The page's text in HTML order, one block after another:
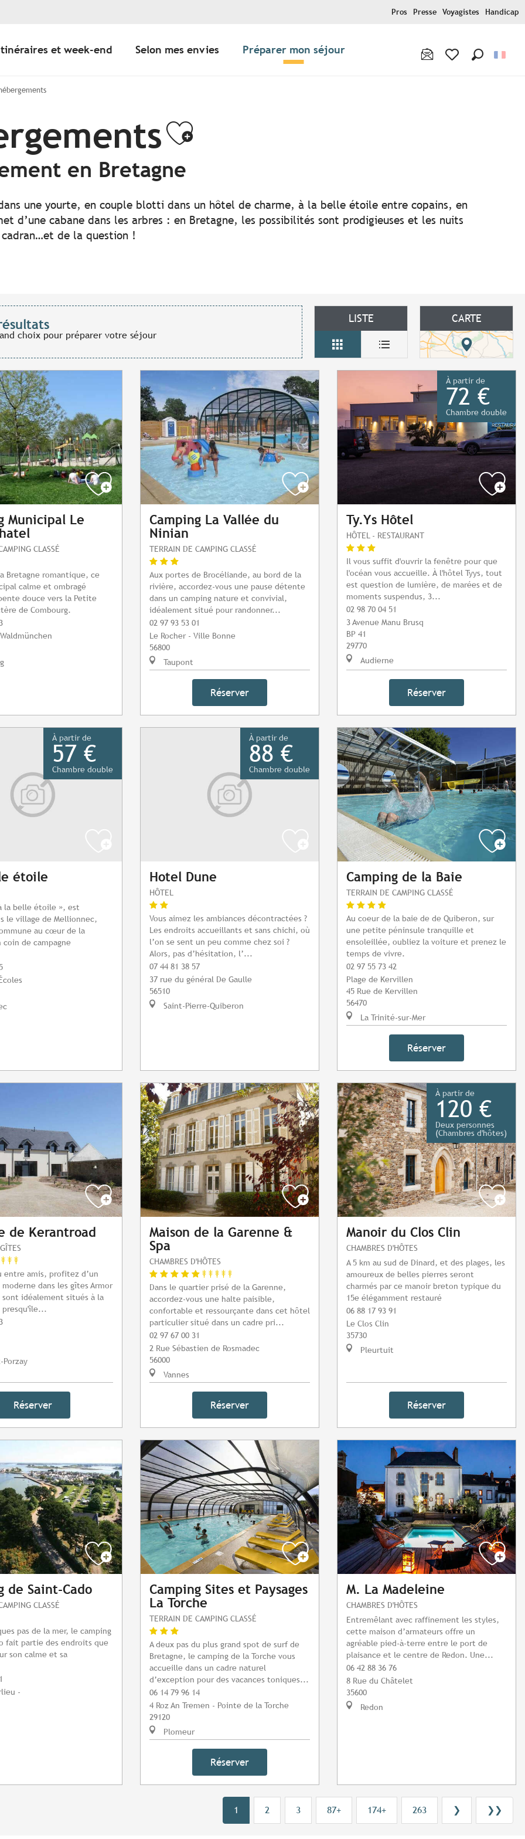
Pros Presse Voyagistes Handicap
et week-end Selon mes envies Préparer mon séjour
Ajouter aux favoris
en Bretagne
une yourte, en couple blotti dans un hôtel de charme, à la belle étoile entre copains, en
d’une cabane dans les arbres : en Bretagne, les possibilités sont prodigieuses et les nuits
de la question !
choix pour préparer votre séjour
LISTE CARTE
Municipal Le
CLASSÉ
Bretagne romantique, ce
calme et ombragé
douce vers la Petite
de Combourg.
Camping La Vallée du
Ninian
TERRAIN DE CAMPING CLASSÉ
Aux portes de Brocéliande, au bord de la
rivière, accordez-vous une pause détente
dans un camping nature et convivial,
idéalement situé pour randonner...
02 97 93 53 01
Le Rocher - Ville Bonne
56800
Taupont
Réserver
À partir de
72 €
Chambre double
Ty.Ys Hôtel
HÔTEL - RESTAURANT
Il vous suffit d'ouvrir la fenêtre pour que
l'océan vous accueille. À l'hôtel Tyys, tout
est question de lumière, de marées et de
moments suspendus, 3...
02 98 70 04 51
3 Avenue Manu Brusq
BP 41
29770
Audierne
Réserver
À partir de
57 €
Chambre double
étoile
la belle étoile », est
le village de Mellionnec,
au cœur de la
coin de campagne
À partir de
88 €
Chambre double
Hotel Dune
HÔTEL
Vous aimez les ambiances décontractées ?
Les endroits accueillants et sans chichi, où
l’on se sent un peu comme chez soi ?
Alors, pas d’hésitation, l’...
07 44 81 38 57
37 rue du général De Gaulle
56510
Saint-Pierre-Quiberon
Camping de la Baie
TERRAIN DE CAMPING CLASSÉ
Au coeur de la baie de de Quiberon, sur
une petite péninsule tranquille et
ensoleillée, oubliez la voiture et prenez le
temps de vivre.
02 97 55 73 42
Plage de Kervillen
45 Rue de Kervillen
56470
La Trinité-sur-Mer
Réserver
de Kerantroad
entre amis, profitez d’un
dans les gîtes Armor
sont idéalement situés à la
presqu'île...
Réserver
Maison de la Garenne &
Spa
CHAMBRES D'HÔTES
Dans le quartier prisé de la Garenne,
accordez-vous une halte paisible,
confortable et ressourçante dans cet hôtel
particulier situé dans un cadre pri...
02 97 67 00 31
2 Rue Sébastien de Rosmadec
56000
Vannes
Réserver
À partir de
120 €
Deux personnes
(Chambres d'hôtes)
Manoir du Clos Clin
CHAMBRES D'HÔTES
A 5 km au sud de Dinard, et des plages, les
amoureux de belles pierres seront
charmés par ce manoir breton typique du
15e élégamment restauré
06 88 17 93 91
Le Clos Clin
35730
Pleurtuit
Réserver
de Saint-Cado
CLASSÉ
pas de la mer, le camping
fait partie des endroits que
son calme et sa
-
Camping Sites et Paysages
La Torche
TERRAIN DE CAMPING CLASSÉ
A deux pas du plus grand spot de surf de
Bretagne, le camping de la Torche vous
accueille dans un cadre naturel
d’exception pour des vacances toniques...
06 14 79 96 14
4 Roz An Tremen - Pointe de la Torche
29120
Plomeur
Réserver
M. La Madeleine
CHAMBRES D'HÔTES
Entremêlant avec raffinement les styles,
cette maison d’armateurs offre un
agréable pied-à-terre entre le port de
plaisance et le centre de Redon. Une...
06 42 88 36 76
8 Rue du Châtelet
35600
Redon
1 2 3 87+ 174+ 263 ❯ ❯❯